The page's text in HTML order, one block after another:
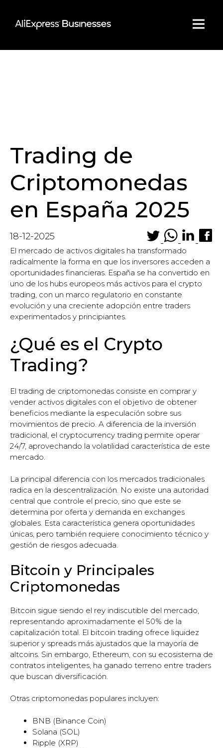
content
Trading de
Criptomonedas
en España 2025
18-12-2025
El mercado de activos digitales ha transformado
radicalmente la forma en que los inversores acceden a
oportunidades financieras. España se ha convertido en
uno de los hubs europeos más activos para el crypto
trading, con un marco regulatorio en constante
evolución y una creciente adopción entre traders
experimentados y principiantes.
¿Qué es el Crypto
Trading?
El trading de criptomonedas consiste en comprar y
vender activos digitales con el objetivo de obtener
beneficios mediante la especulación sobre sus
movimientos de precio. A diferencia de la inversión
tradicional, el cryptocurrency trading permite operar
24/7, aprovechando la volatilidad característica de este
mercado.
La principal diferencia con los mercados tradicionales
radica en la descentralización. No existe una autoridad
central que controle el precio, sino que este se
determina por oferta y demanda en exchanges
globales. Esta característica genera oportunidades
únicas, pero también requiere conocimiento técnico y
gestión de riesgos adecuada.
Bitcoin y Principales
Criptomonedas
Bitcoin sigue siendo el rey indiscutible del mercado,
representando aproximadamente el 50% de la
capitalización total. El bitcoin trading ofrece liquidez
superior y spreads más ajustados que la mayoría de
altcoins. Sin embargo, Ethereum, con su ecosistema de
contratos inteligentes, ha ganado terreno entre traders
que buscan diversificación.
Otras criptomonedas populares incluyen:
BNB (Binance Coin)
Solana (SOL)
Ripple (XRP)